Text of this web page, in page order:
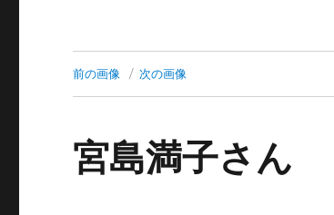
前の画像 次の画像
宮島満子さん